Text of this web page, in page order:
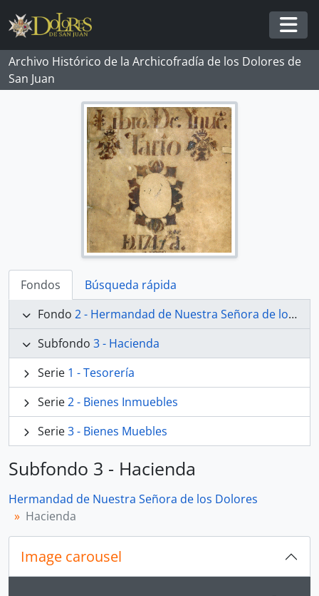
Skip to main content
Archivo Histórico de la Archicofradía de los Dolores de
San Juan
Fondos
Búsqueda rápida
Fondo 2 - Hermandad de Nuestra Señora de los Dolores
Subfondo 3 - Hacienda
Serie 1 - Tesorería
Serie2 - Bienes Inmuebles
Serie3 - Bienes Muebles
Subfondo 3 - Hacienda
Hermandad de Nuestra Señora de los Dolores
Hacienda
Image carousel